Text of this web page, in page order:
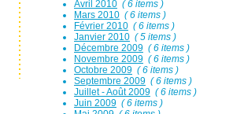
Avril 2010 ( 6 items )
Mars 2010 ( 6 items )
Février 2010 ( 6 items )
Janvier 2010 ( 5 items )
Décembre 2009 ( 6 items )
Novembre 2009 ( 6 items )
Octobre 2009 ( 6 items )
Septembre 2009 ( 6 items )
Juillet - Août 2009 ( 6 items )
Juin 2009 ( 6 items )